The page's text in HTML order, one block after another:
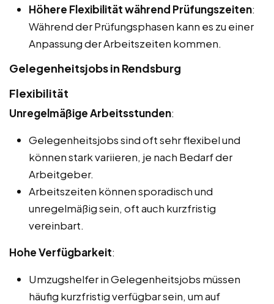
Höhere Flexibilität während Prüfungszeiten:
Während der Prüfungsphasen kann es zu einer
Anpassung der Arbeitszeiten kommen.
Gelegenheitsjobs in Rendsburg
Flexibilität
Unregelmäßige Arbeitsstunden:
Gelegenheitsjobs sind oft sehr flexibel und
können stark variieren, je nach Bedarf der
Arbeitgeber.
Arbeitszeiten können sporadisch und
unregelmäßig sein, oft auch kurzfristig
vereinbart.
Hohe Verfügbarkeit:
Umzugshelfer in Gelegenheitsjobs müssen
häufig kurzfristig verfügbar sein, um auf